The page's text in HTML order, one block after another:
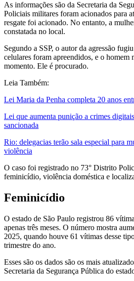
As informações são da Secretaria da
Policiais militares foram acionados para
resgate foi acionado. No entanto, a
constatada no local.
Segundo a SSP, o autor da agressão
celulares foram apreendidos, e o homem
momento. Ele é procurado.
Leia Também:
Lei Maria da Penha completa 20 anos
Lei que aumenta punição a crimes
sancionada
Rio: delegacias terão sala especial para
violência
O caso foi registrado no 73° Distrito
feminicídio, violência doméstica e
Feminicídio
O estado de São Paulo registrou 86
apenas três meses. O número mostra
2025, quando houve 61 vítimas desse
trimestre do ano.
Esses são os dados são os mais
Secretaria da Segurança Pública do